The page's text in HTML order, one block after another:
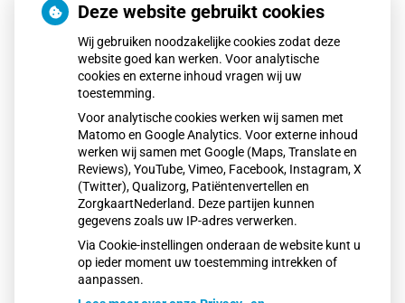
Tijdelijke onderbreking elektriciteit
dinsdag 10 juni
Dinsdag 10 juni is de praktijk wegens een onderbreking
van de elektriciteit tussen 08:30 en 10.30 uur telefonisch
slechter te bereiken dan u van ons gewend bent. De
onderbreking heeft te maken met de werkzaamheden
rondom de praktijk.
In geval van spoed kunt u bellen met 112. Voor dringende
vragen kunt u naar de praktijk komen.
Publicatiedatum:06-06-2025
Deze website gebruikt cookies
Wij gebruiken noodzakelijke cookies zodat deze
website goed kan werken. Voor analytische
cookies en externe inhoud vragen wij uw
toestemming.
Voor analytische cookies werken wij samen met
Matomo en Google Analytics. Voor externe inhoud
werken wij samen met Google (Maps, Translate en
Reviews), YouTube, Vimeo, Facebook, Instagram, X
(Twitter), Qualizorg, Patiëntenvertellen en
ZorgkaartNederland. Deze partijen kunnen
gegevens zoals uw IP-adres verwerken.
Via Cookie-instellingen onderaan de website kunt u
op ieder moment uw toestemming intrekken of
aanpassen.